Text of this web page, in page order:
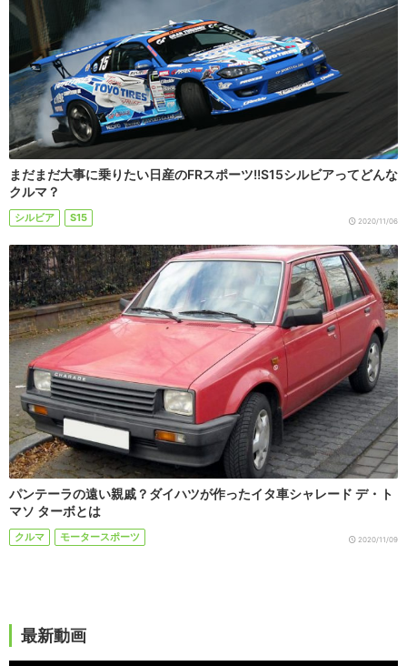
まだまだ大事に乗りたい日産のFRスポーツ!!S15シルビアってどんな
クルマ？
シルビア S15 2020/11/06
パンテーラの遠い親戚？ダイハツが作ったイタ車シャレード デ・ト
マソ ターボとは
クルマ モータースポーツ 2020/11/09
最新動画